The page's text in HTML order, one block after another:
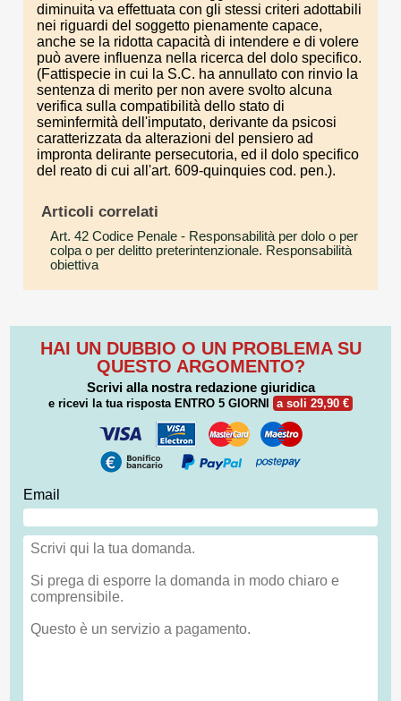
diminuita va effettuata con gli stessi criteri adottabili
nei riguardi del soggetto pienamente capace,
anche se la ridotta capacità di intendere e di volere
può avere influenza nella ricerca del dolo specifico.
(Fattispecie in cui la S.C. ha annullato con rinvio la
sentenza di merito per non avere svolto alcuna
verifica sulla compatibilità dello stato di
seminfermità dell'imputato, derivante da psicosi
caratterizzata da alterazioni del pensiero ad
impronta delirante persecutoria, ed il dolo specifico
del reato di cui all'art. 609-quinquies cod. pen.).
Articoli correlati
Art. 42 Codice Penale - Responsabilità per dolo o per
colpa o per delitto preterintenzionale. Responsabilità
obiettiva
HAI UN DUBBIO O UN PROBLEMA SU
QUESTO ARGOMENTO?
Scrivi alla nostra redazione giuridica
e ricevi la tua risposta ENTRO 5 GIORNI a soli 29,90 €
Email